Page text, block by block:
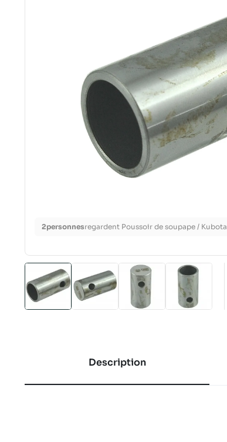
2personnesregardent Poussoir de soupape / Kubota
Description